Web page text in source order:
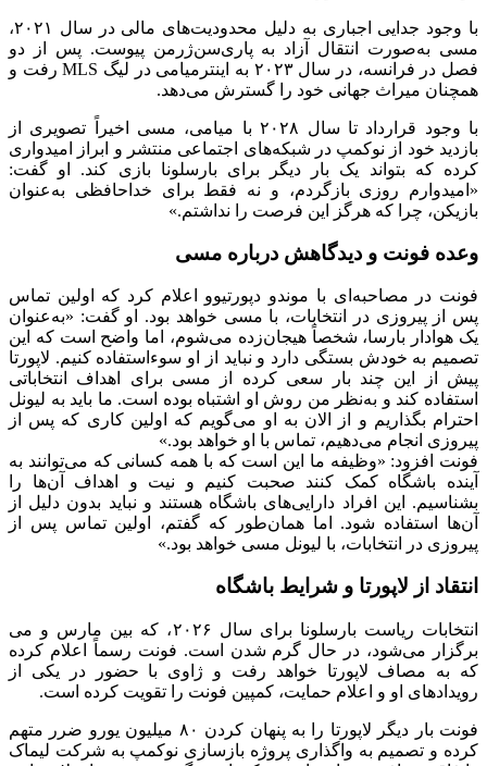
با وجود جدایی اجباری به دلیل محدودیت‌های مالی در سال ۲۰۲۱،
مسی به‌صورت انتقال آزاد به پاری‌سن‌ژرمن پیوست. پس از دو
فصل در فرانسه، در سال ۲۰۲۳ به اینترمیامی در لیگ MLS رفت و
همچنان میراث جهانی خود را گسترش می‌دهد.
با وجود قرارداد تا سال ۲۰۲۸ با میامی، مسی اخیراً تصویری از
بازدید خود از نوکمپ در شبکه‌های اجتماعی منتشر و ابراز امیدواری
کرده که بتواند یک بار دیگر برای بارسلونا بازی کند. او گفت:
«امیدوارم روزی بازگردم، و نه فقط برای خداحافظی به‌عنوان
بازیکن، چرا که هرگز این فرصت را نداشتم.»
وعده فونت و دیدگاهش درباره مسی
فونت در مصاحبه‌ای با موندو دپورتیوو اعلام کرد که اولین تماس
پس از پیروزی در انتخابات، با مسی خواهد بود. او گفت: «به‌عنوان
یک هوادار بارسا، شخصاً هیجان‌زده می‌شوم، اما واضح است که این
تصمیم به خودش بستگی دارد و نباید از او سوءاستفاده کنیم. لاپورتا
پیش از این چند بار سعی کرده از مسی برای اهداف انتخاباتی
استفاده کند و به‌نظر من روش او اشتباه بوده است. ما باید به لیونل
احترام بگذاریم و از الان به او می‌گویم که اولین کاری که پس از
پیروزی انجام می‌دهیم، تماس با او خواهد بود.»
فونت افزود: «وظیفه ما این است که با همه کسانی که می‌توانند به
آینده باشگاه کمک کنند صحبت کنیم و نیت و اهداف آن‌ها را
بشناسیم. این افراد دارایی‌های باشگاه هستند و نباید بدون دلیل از
آن‌ها استفاده شود. اما همان‌طور که گفتم، اولین تماس پس از
پیروزی در انتخابات، با لیونل مسی خواهد بود.»
انتقاد از لاپورتا و شرایط باشگاه
انتخابات ریاست بارسلونا برای سال ۲۰۲۶، که بین مارس و می
برگزار می‌شود، در حال گرم شدن است. فونت رسماً اعلام کرده
که به مصاف لاپورتا خواهد رفت و ژاوی با حضور در یکی از
رویدادهای او و اعلام حمایت، کمپین فونت را تقویت کرده است.
فونت بار دیگر لاپورتا را به پنهان کردن ۸۰ میلیون یورو ضرر متهم
کرده و تصمیم به واگذاری پروژه بازسازی نوکمپ به شرکت لیماک